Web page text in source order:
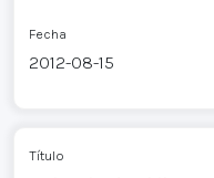
Fecha
2012-08-15
Título